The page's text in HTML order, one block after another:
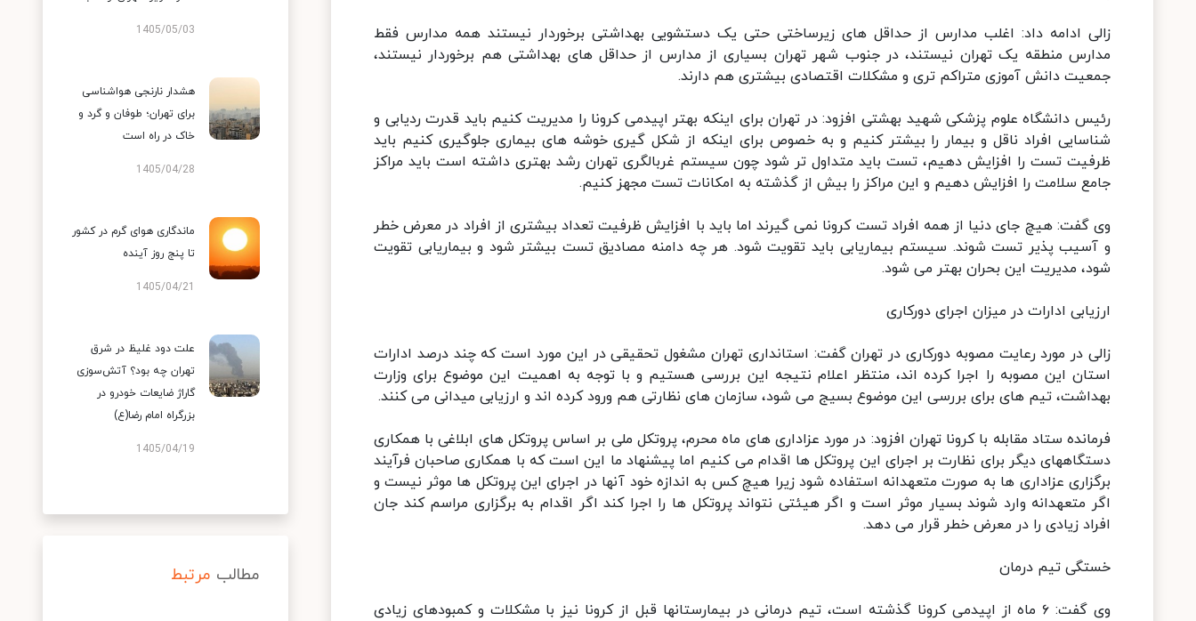
زالی ادامه داد: اغلب مدارس از حداقل های زیرساختی حتی یک دستشویی بهداشتی برخوردار نیستند همه مدارس فقط
مدارس منطقه یک تهران نیستند، در جنوب شهر تهران بسیاری از مدارس از حداقل های بهداشتی هم برخوردار نیستند،
جمعیت دانش آموزی متراکم تری و مشکلات اقتصادی بیشتری هم دارند.
رئیس دانشگاه علوم پزشکی شهید بهشتی افزود: در تهران برای اینکه بهتر اپیدمی کرونا را مدیریت کنیم باید قدرت ردیابی و
شناسایی افراد ناقل و بیمار را بیشتر کنیم و به خصوص برای اینکه از شکل گیری خوشه های بیماری جلوگیری کنیم باید
ظرفیت تست را افزایش دهیم، تست باید متداول تر شود چون سیستم غربالگری تهران رشد بهتری داشته است باید مراکز
جامع سلامت را افزایش دهیم و این مراکز را بیش از گذشته به امکانات تست مجهز کنیم.
وی گفت: هیچ جای دنیا از همه افراد تست کرونا نمی گیرند اما باید با افزایش ظرفیت تعداد بیشتری از افراد در معرض خطر
و آسیب پذیر تست شوند. سیستم بیماریابی باید تقویت شود. هر چه دامنه مصادیق تست بیشتر شود و بیماریابی تقویت
شود، مدیریت این بحران بهتر می شود.
ارزیابی ادارات در میزان اجرای دورکاری
زالی در مورد رعایت مصوبه دورکاری در تهران گفت: استانداری تهران مشغول تحقیقی در این مورد است که چند درصد ادارات
استان این مصوبه را اجرا کرده اند، منتظر اعلام نتیجه این بررسی هستیم و با توجه به اهمیت این موضوع برای وزارت
بهداشت، تیم های برای بررسی این موضوع بسیج می شود، سازمان های نظارتی هم ورود کرده اند و ارزیابی میدانی می کنند.
فرمانده ستاد مقابله با کرونا تهران افزود: در مورد عزاداری های ماه محرم، پروتکل ملی بر اساس پروتکل های ابلاغی با همکاری
دستگاههای دیگر برای نظارت بر اجرای این پروتکل ها اقدام می کنیم اما پیشنهاد ما این است که با همکاری صاحبان فرآیند
برگزاری عزاداری ها به صورت متعهدانه استفاده شود زیرا هیچ کس به اندازه خود آنها در اجرای این پروتکل ها موثر نیست و
اگر متعهدانه وارد شوند بسیار موثر است و اگر هیئتی نتواند پروتکل ها را اجرا کند اگر اقدام به برگزاری مراسم کند جان
افراد زیادی را در معرض خطر قرار می دهد.
خستگی تیم درمان
وی گفت: ۶ ماه از اپیدمی کرونا گذشته است، تیم درمانی در بیمارستانها قبل از کرونا نیز با مشکلات و کمبودهای زیادی
1405/05/03
هشدار نارنجی هواشناسی
برای تهران؛ طوفان و گرد و
خاک در راه است
1405/04/28
ماندگاری هوای گرم در کشور
تا پنج روز آینده
1405/04/21
علت دود غلیظ در شرق
تهران چه بود؟ آتش‌سوزی
گاراژ ضایعات خودرو در
بزرگراه امام رضا(ع)
1405/04/19
مطالب مرتبط